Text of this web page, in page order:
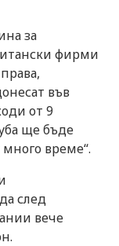
за
фирми
във
от 9
ще бъде
време“.
след
вече